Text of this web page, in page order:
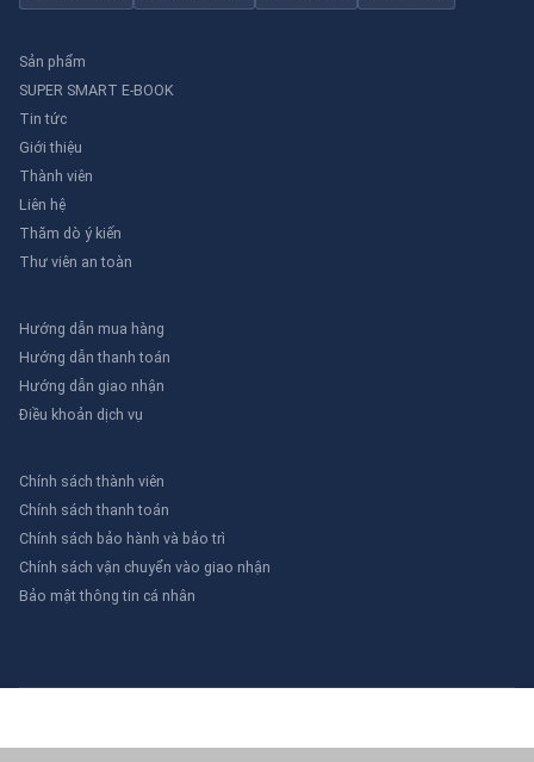
Sản phẩm
SUPER SMART E-BOOK
Tin tức
Giới thiệu
Thành viên
Liên hệ
Thăm dò ý kiến
Thư viên an toàn
Hướng dẫn mua hàng
Hướng dẫn thanh toán
Hướng dẫn giao nhận
Điều khoản dịch vụ
Chính sách thành viên
Chính sách thanh toán
Chính sách bảo hành và bảo trì
Chính sách vận chuyển vào giao nhận
Bảo mật thông tin cá nhân